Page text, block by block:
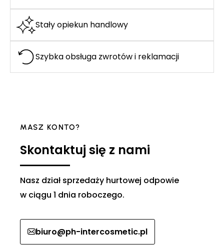
Stały opiekun handlowy
Szybka obsługa zwrotów i reklamacji
MASZ KONTO?
Skontaktuj się z nami
Nasz dział sprzedaży hurtowej odpowie
w ciągu 1 dnia roboczego.
biuro@ph-intercosmetic.pl